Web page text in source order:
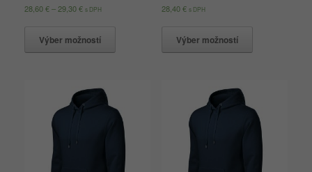
28,60€–29,30€ s DPH
Výber možností
28,40€ s DPH
Výber možností